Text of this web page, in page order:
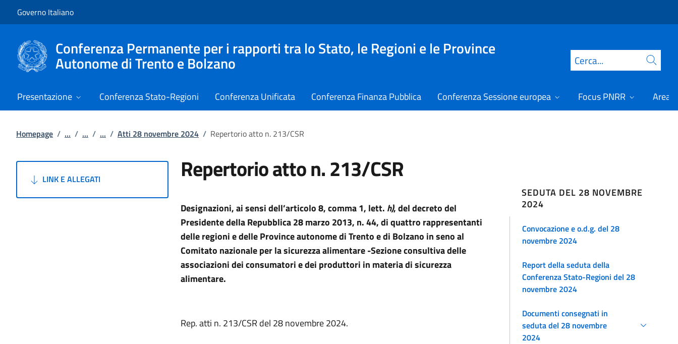
Governo Italiano
Conferenza Permanente per i rapporti tra lo Stato, le Regioni e le Province
Autonome di Trento e Bolzano Cerca
Presentazione Conferenza Stato-Regioni Conferenza Unificata Conferenza Finanza Pubblica Conferenza Sessione europea Focus PNRR Area
Homepage / ... / ... / ... / Atti 28 novembre 2024 / Repertorio atto n. 213/CSR
LINK E ALLEGATI Repertorio atto n. 213/CSR
Designazioni, ai sensi dell’articolo 8, comma 1, lett. h), del decreto del
Presidente della Repubblica 28 marzo 2013, n. 44, di quattro rappresentanti
delle regioni e delle Province autonome di Trento e di Bolzano in seno al
Comitato nazionale per la sicurezza alimentare -Sezione consultiva delle
associazioni dei consumatori e dei produttori in materia di sicurezza
alimentare.
Rep. atti n. 213/CSR del 28 novembre 2024.
SEDUTA DEL 28 NOVEMBRE
2024
Convocazione e o.d.g. del 28
novembre 2024
Report della seduta della
Conferenza Stato-Regioni del 28
novembre 2024
Documenti consegnati in
seduta del 28 novembre
2024